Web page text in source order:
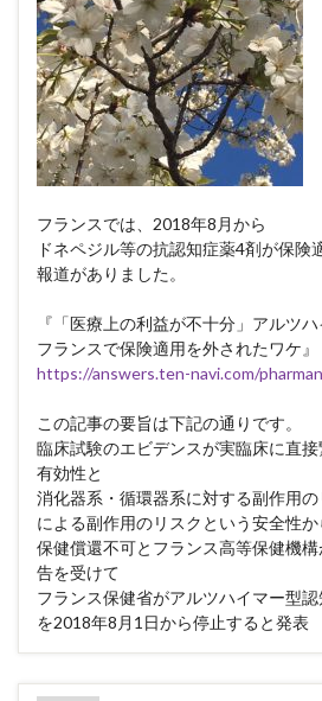
フランスでは、2018年8月から
ドネペジル等の抗認知症薬4剤が保険
報道がありました。
『「医療上の利益が不十分」アルツ
フランスで保険適用を外されたワケ』
https://answers.ten-navi.com/
この記事の要旨は下記の通りです。
臨床試験のエビデンスが実臨床に直
有効性と
消化器系・循環器系に対する副作用
による副作用のリスクという安全性か
保健償還不可とフランス高等保健機
告を受けて
フランス保健省がアルツハイマー型
を2018年8月1日から停止すると発表